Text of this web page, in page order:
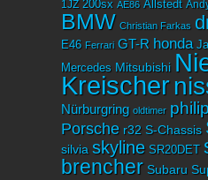
1JZ 200sx AE86 Allstedt
BMW Christian Farkas
E46 Ferrari GT-R honda
Mercedes Mitsubishi
Kreischer
Nürburgring oldtimer
Porsche r32 S-Chassis
silvia skyline SR20DET
brencher Subaru